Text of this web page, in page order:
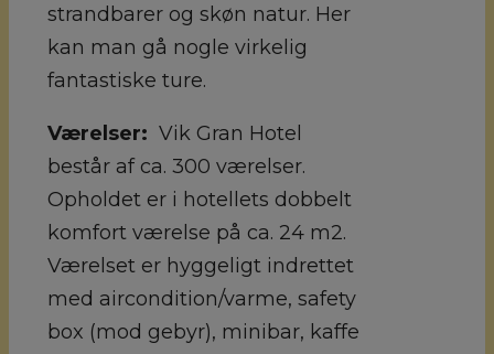
strandbarer og skøn natur. Her
kan man gå nogle virkelig
fantastiske ture.
Værelser: Vik Gran Hotel
består af ca. 300 værelser.
Opholdet er i hotellets dobbelt
komfort værelse på ca. 24 m2.
Værelset er hyggeligt indrettet
med aircondition/varme, safety
box (mod gebyr), minibar, kaffe